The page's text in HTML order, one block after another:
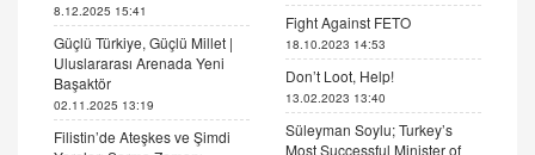
8.12.2025 15:41
Güçlü Türkiye, Güçlü Millet |
Uluslararası Arenada Yeni
Başaktör
02.11.2025 13:19
Filistin’de Ateşkes ve Şimdi
Fight Against FETO
18.10.2023 14:53
Don’t Loot, Help!
13.02.2023 13:40
Süleyman Soylu; Turkey’s
Most Successful Minister of